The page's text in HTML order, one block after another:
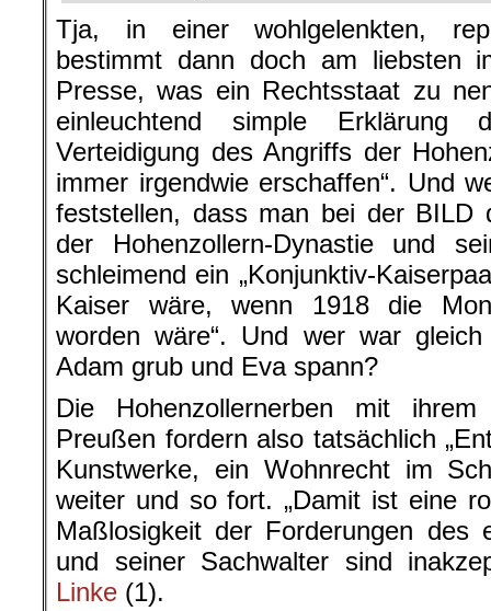
Tja, in einer wohlgelenkten,
bestimmt dann doch am liebsten
Presse, was ein Rechtsstaat zu
einleuchtend simple Erklärung
Verteidigung des Angriffs der
immer irgendwie erschaffen“. Und
feststellen, dass man bei der BILD
der Hohenzollern-Dynastie und
schleimend ein „Konjunktiv-
Kaiser wäre, wenn 1918 die
worden wäre“. Und wer war
Adam grub und Eva spann?
Die Hohenzollernerben mit
Preußen fordern also tatsächlich
Kunstwerke, ein Wohnrecht im
weiter und so fort. „Damit ist eine
Maßlosigkeit der Forderungen des
und seiner Sachwalter sind
Linke (1).